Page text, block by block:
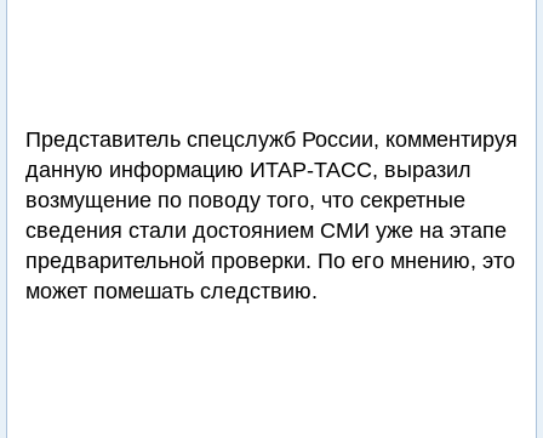
Представитель спецслужб России, комментируя
данную информацию ИТАР-ТАСС, выразил
возмущение по поводу того, что секретные
сведения стали достоянием СМИ уже на этапе
предварительной проверки. По его мнению, это
может помешать следствию.